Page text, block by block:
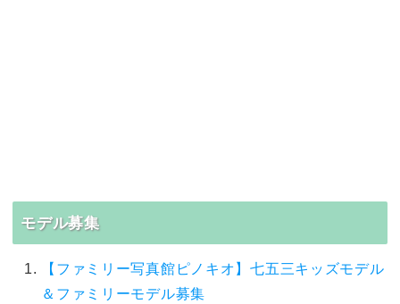
モデル募集
【ファミリー写真館ピノキオ】七五三キッズモデル
＆ファミリーモデル募集